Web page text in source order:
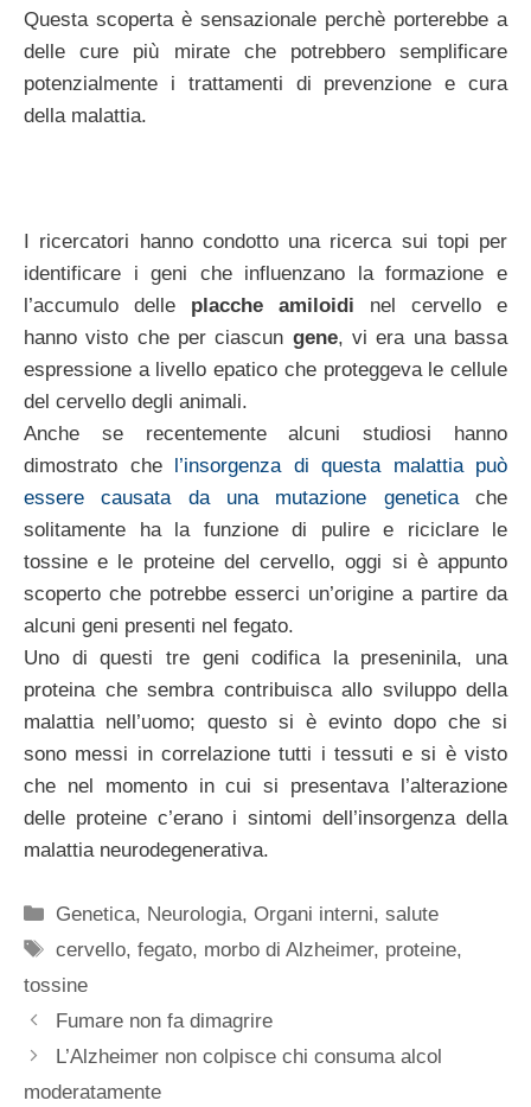
Questa scoperta è sensazionale perchè porterebbe a
delle cure più mirate che potrebbero semplificare
potenzialmente i trattamenti di prevenzione e cura
della malattia.
I ricercatori hanno condotto una ricerca sui topi per
identificare i geni che influenzano la formazione e
l’accumulo delle placche amiloidi nel cervello e
hanno visto che per ciascun gene, vi era una bassa
espressione a livello epatico che proteggeva le cellule
del cervello degli animali.
Anche se recentemente alcuni studiosi hanno
dimostrato che
l’insorgenza di questa malattia può
essere causata da una mutazione geneticache
solitamente ha la funzione di pulire e riciclare le
tossine e le proteine del cervello, oggi si è appunto
scoperto che potrebbe esserci un’origine a partire da
alcuni geni presenti nel fegato.
Uno di questi tre geni codifica la preseninila, una
proteina che sembra contribuisca allo sviluppo della
malattia nell’uomo; questo si è evinto dopo che si
sono messi in correlazione tutti i tessuti e si è visto
che nel momento in cui si presentava l’alterazione
delle proteine c’erano i sintomi dell’insorgenza della
malattia neurodegenerativa.
Categorie
Genetica, Neurologia,Organi interni,salute
Tag
cervello,fegato, morbo di Alzheimer, proteine,
tossine
Fumare non fa dimagrire
L’Alzheimer non colpisce chi consuma alcol
moderatamente